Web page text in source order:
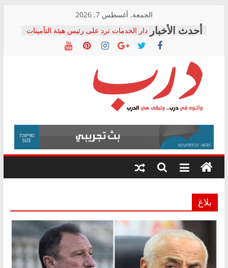
content
الجمعة, أغسطس 7, 2026
دار الخدمات ترد على رئيس هيئة التأمينات
بعد مؤتمره الصحفي: إنكار الأزمة لا ينهي
معاناة أصحاب المعاشات.. ونطالب بكشف
فرحات سليمان يكتب: القطاع الصحي إلى
أين؟
حزب التحالف الشعبي يطلق لجنة “الحق
في الصحة” بالإسكندرية لرصد الانتهاكات
ودعم المرضى
الوزاري لمدينة الصحفيين.. وانتهاء أعمال
إنشاء المبنى الإداري
المجلس القومي لحقوق الإنسان يعلن
متابعة قضية الدكتور محمد زهران.. ويؤكد:
قرينة البراءة وضمانات المحاكمة العادلة
درب
وأتوه
درب..
وتبقى
هي
بلاغ